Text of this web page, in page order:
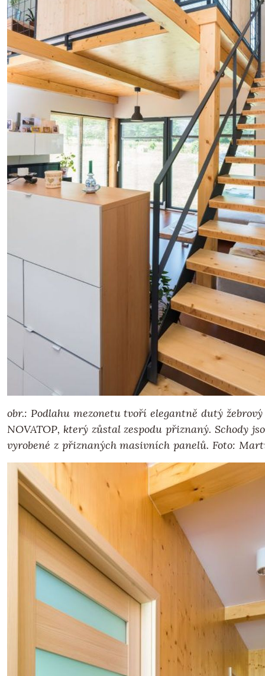
obr.: Podlahu mezonetu tvoří elegantně dutý
NOVATOP, který zůstal zespodu přiznaný. Schody
vyrobené z přiznaných masivních panelů. Foto: